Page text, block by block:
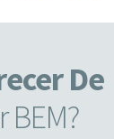
De
BEM?